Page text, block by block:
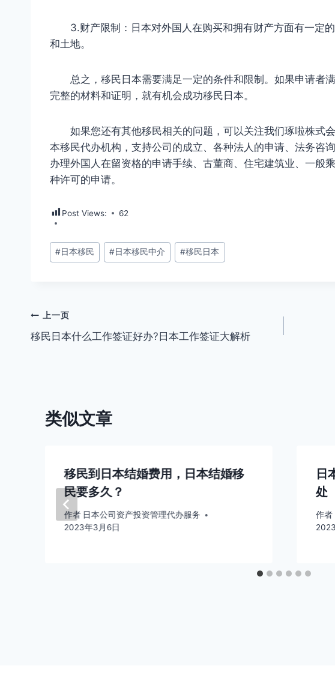
3.财产限制：日本对外国人在购买和拥有财产方面有一定
和土地。
总之，移民日本需要满足一定的条件和限制。如果申请者
完整的材料和证明，就有机会成功移民日本。
如果您还有其他移民相关的问题，可以关注我们琢啦株式
本移民代办机构，支持公司的成立、各种法人的申请、法务咨
办理外国人在留资格的申请手续、古董商、住宅建筑业、一般
种许可的申请。
Post Views: 62
文
章
#日本移民 #日本移民中介 #移民日本
文
章
上一页
移民日本什么工作签证好办?日本工作签证大解析
类似文章
移民到日本结婚费用，日本结婚移
民要多久？
作者 日本公司资产投资管理代办服务
2023年3月6日
日
处
作者